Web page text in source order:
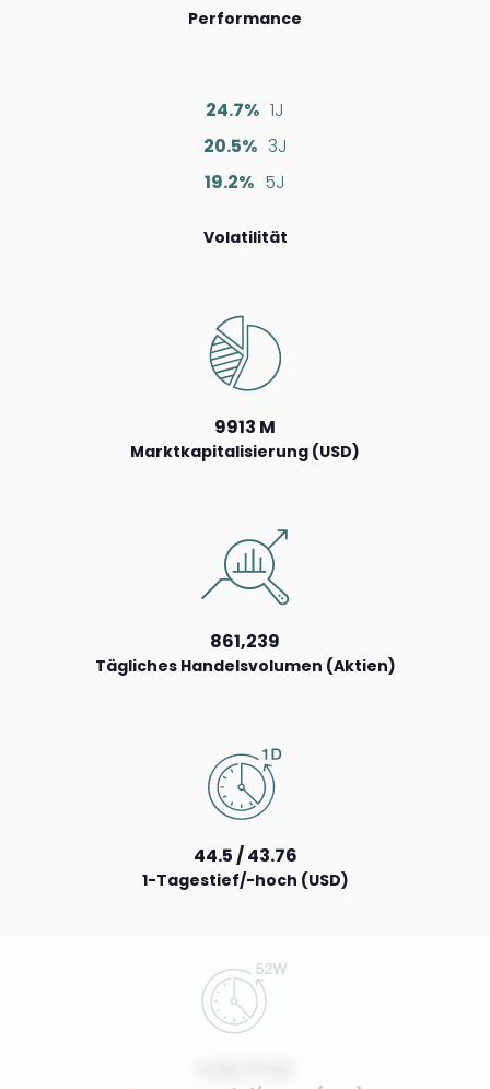
Performance
24.7% 1J
20.5% 3J
19.2% 5J
Volatilität
9913 M
Marktkapitalisierung (USD)
861,239
Tägliches Handelsvolumen (Aktien)
44.5 / 43.76
1-Tagestief/-hoch (USD)